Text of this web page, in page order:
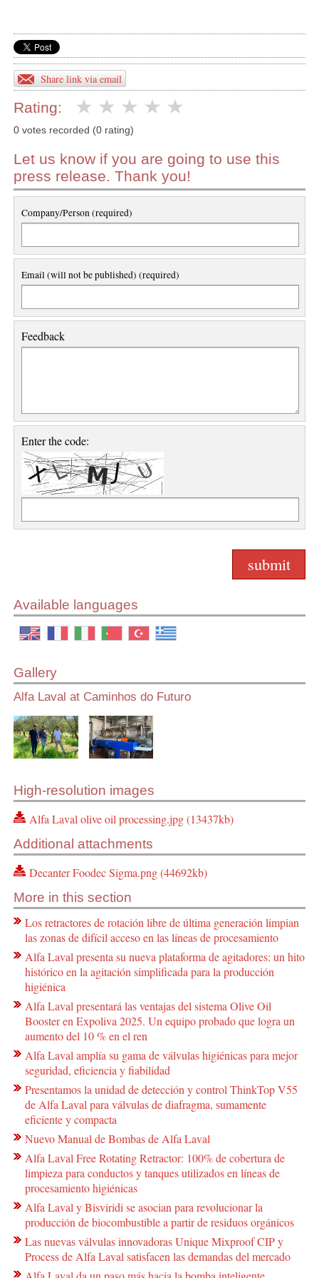
Share link via email
Rating:
0 votes recorded (0 rating)
Let us know if you are going to use this
press release. Thank you!
Company/Person (required)
Email (will not be published) (required)
Feedback
Enter the code:
Available languages
Gallery
Alfa Laval at Caminhos do Futuro
High-resolution images
Alfa Laval olive oil processing.jpg (13437kb)
Additional attachments
Decanter Foodec Sigma.png (44692kb)
More in this section
Los retractores de rotación libre de última generación limpian
las zonas de difícil acceso en las líneas de procesamiento
Alfa Laval presenta su nueva plataforma de agitadores: un hito
histórico en la agitación simplificada para la producción
higiénica
Alfa Laval presentará las ventajas del sistema Olive Oil
Booster en Expoliva 2025. Un equipo probado que logra un
aumento del 10 % en el ren
Alfa Laval amplía su gama de válvulas higiénicas para mejor
seguridad, eficiencia y fiabilidad
Presentamos la unidad de detección y control ThinkTop V55
de Alfa Laval para válvulas de diafragma, sumamente
eficiente y compacta
Nuevo Manual de Bombas de Alfa Laval
Alfa Laval Free Rotating Retractor: 100% de cobertura de
limpieza para conductos y tanques utilizados en líneas de
procesamiento higiénicas
Alfa Laval y Bisviridi se asocian para revolucionar la
producción de biocombustible a partir de residuos orgánicos
Las nuevas válvulas innovadoras Unique Mixproof CIP y
Process de Alfa Laval satisfacen las demandas del mercado